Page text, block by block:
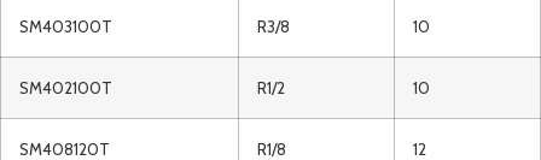
SM403100T R3/8 10
SM402100T R1/2 10
SM408120T R1/8 12